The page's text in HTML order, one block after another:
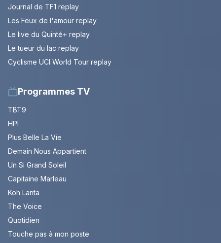
Journal de TF1 replay
Les Feux de l'amour replay
Le live du Quinté+ replay
Le tueur du lac replay
Cyclisme UCI World Tour replay
Programmes TV
TBT9
HPI
Plus Belle La Vie
Demain Nous Appartient
Un Si Grand Soleil
Capitaine Marleau
Koh Lanta
The Voice
Quotidien
Touche pas à mon poste